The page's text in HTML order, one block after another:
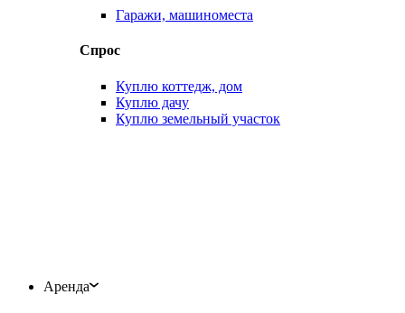
Гаражи, машиноместа
Спрос
Куплю коттедж, дом
Куплю дачу
Куплю земельный участок
Аренда